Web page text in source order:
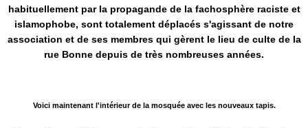
habituellement par la propagande de la fachosphère raciste et
islamophobe, sont totalement déplacés s'agissant de notre
association et de ses membres qui gèrent le lieu de culte de la
rue Bonne depuis de très nombreuses années.
Voici maintenant l'intérieur de la mosquée avec les nouveaux tapis.